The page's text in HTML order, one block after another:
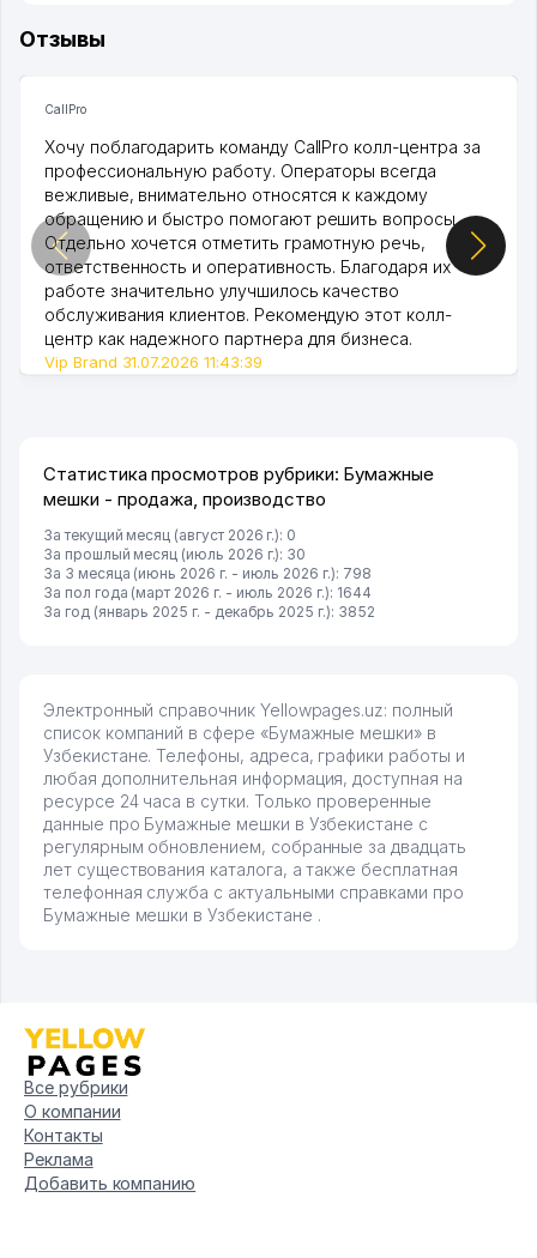
Отзывы
CallPro
Хочу поблагодарить команду CallPro колл-центра за
профессиональную работу. Операторы всегда
вежливые, внимательно относятся к каждому
обращению и быстро помогают решить вопросы.
Отдельно хочется отметить грамотную речь,
ответственность и оперативность. Благодаря их
работе значительно улучшилось качество
обслуживания клиентов. Рекомендую этот колл-
центр как надежного партнера для бизнеса.
Vip Brand 31.07.2026 11:43:39
Статистика просмотров рубрики: Бумажные
мешки - продажа, производство
За текущий месяц (август 2026 г.): 0
За прошлый месяц (июль 2026 г.): 30
За 3 месяца (июнь 2026 г. - июль 2026 г.): 798
За пол года (март 2026 г. - июль 2026 г.): 1644
За год (январь 2025 г. - декабрь 2025 г.): 3852
Электронный справочник Yellowpages.uz: полный
список компаний в сфере «Бумажные мешки» в
Узбекистане. Телефоны, адреса, графики работы и
любая дополнительная информация, доступная на
ресурсе 24 часа в сутки. Только проверенные
данные про Бумажные мешки в Узбекистане с
регулярным обновлением, собранные за двадцать
лет существования каталога, а также бесплатная
телефонная служба с актуальными справками про
Бумажные мешки в Узбекистане .
Все рубрики
О компании
Контакты
Реклама
Добавить компанию